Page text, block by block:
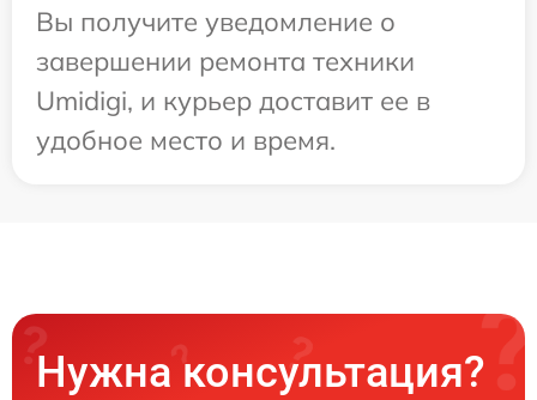
Вы получите уведомление о
завершении ремонта техники
Umidigi, и курьер доставит ее в
удобное место и время.
Нужна консультация?